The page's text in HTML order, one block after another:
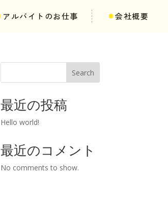
アルバイトのお仕事 会社概要
Search
最近の投稿
Hello world!
最近のコメント
No comments to show.